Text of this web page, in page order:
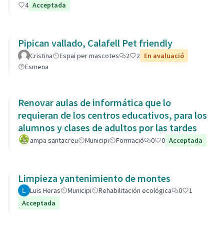
4 Acceptada
Pipican vallado, Calafell Pet friendly
Cristina Espai per mascotes 2 2 En avaluació
Esmena
Renovar aulas de informática que lo
requieran de los centros educativos, para los
alumnos y clases de adultos por las tardes
ampa santacreu Municipi Formació 0 0 Acceptada
Limpieza yantenimiento de montes
Luis Heras Municipi Rehabilitación ecológica 0
1
Acceptada